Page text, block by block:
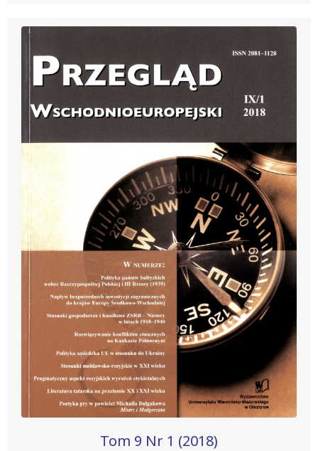
Tom 9 Nr 1 (2018)